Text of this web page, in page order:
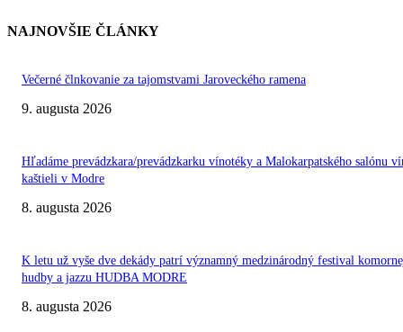
NAJNOVŠIE ČLÁNKY
Večerné člnkovanie za tajomstvami Jaroveckého ramena
9. augusta 2026
Hľadáme prevádzkara/prevádzkarku vínotéky a Malokarpatského salónu
kaštieli v Modre
8. augusta 2026
K letu už vyše dve dekády patrí významný medzinárodný festival
hudby a jazzu HUDBA MODRE
8. augusta 2026